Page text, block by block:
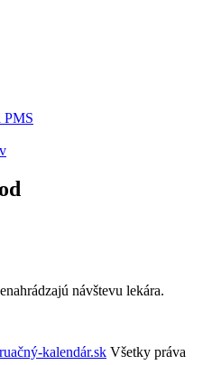
PMS
návštevu lekára.
kalendár.sk Všetky práva